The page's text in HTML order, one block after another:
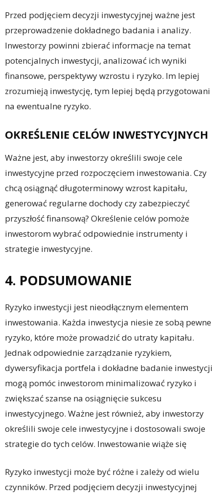
Przed podjęciem decyzji inwestycyjnej ważne jest
przeprowadzenie dokładnego badania i analizy.
Inwestorzy powinni zbierać informacje na temat
potencjalnych inwestycji, analizować ich wyniki
finansowe, perspektywy wzrostu i ryzyko. Im lepiej
zrozumieją inwestycję, tym lepiej będą przygotowani
na ewentualne ryzyko.
OKREŚLENIE CELÓW INWESTYCYJNYCH
Ważne jest, aby inwestorzy określili swoje cele
inwestycyjne przed rozpoczęciem inwestowania. Czy
chcą osiągnąć długoterminowy wzrost kapitału,
generować regularne dochody czy zabezpieczyć
przyszłość finansową? Określenie celów pomoże
inwestorom wybrać odpowiednie instrumenty i
strategie inwestycyjne.
4. PODSUMOWANIE
Ryzyko inwestycji jest nieodłącznym elementem
inwestowania. Każda inwestycja niesie ze sobą pewne
ryzyko, które może prowadzić do utraty kapitału.
Jednak odpowiednie zarządzanie ryzykiem,
dywersyfikacja portfela i dokładne badanie inwestycji
mogą pomóc inwestorom minimalizować ryzyko i
zwiększać szanse na osiągnięcie sukcesu
inwestycyjnego. Ważne jest również, aby inwestorzy
określili swoje cele inwestycyjne i dostosowali swoje
strategie do tych celów. Inwestowanie wiąże się
Ryzyko inwestycji może być różne i zależy od wielu
czynników. Przed podjęciem decyzji inwestycyjnej